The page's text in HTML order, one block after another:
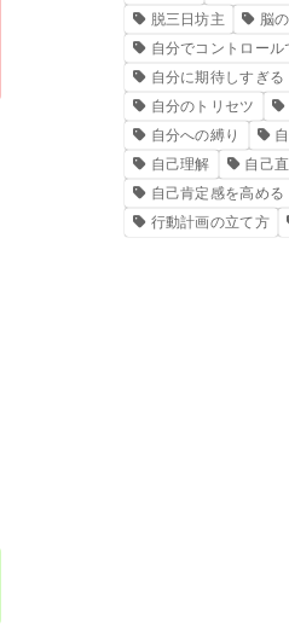
脱三日坊主
脳
自分でコントロール
自分に期待しすぎる
自分のトリセツ
自分への縛り
自己理解
自己
自己肯定感を高める
行動計画の立て方